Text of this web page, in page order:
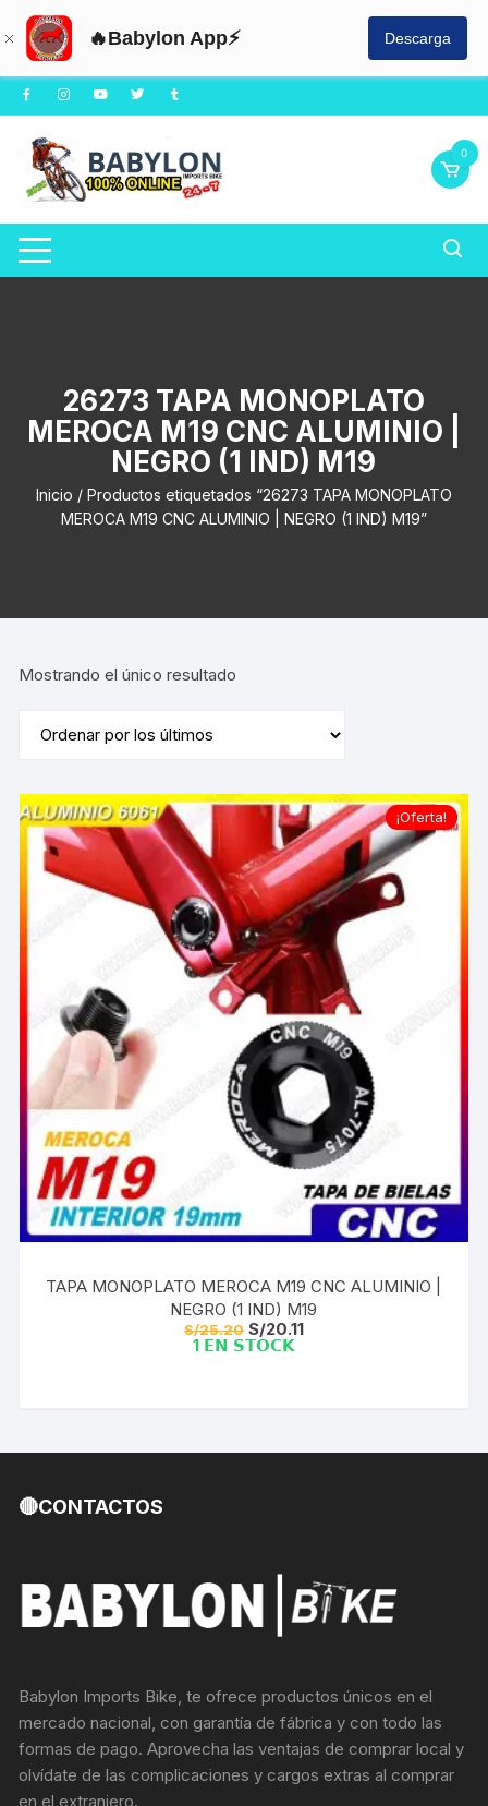
🔥Babylon App⚡ Descarga
Saltar
al
contenido
0
26273 TAPA MONOPLATO
MEROCA M19 CNC ALUMINIO |
NEGRO (1 IND) M19
Inicio / Productos etiquetados “26273 TAPA MONOPLATO
MEROCA M19 CNC ALUMINIO | NEGRO (1 IND) M19”
Mostrando el único resultado
¡Oferta!
TAPA MONOPLATO MEROCA M19 CNC ALUMINIO |
NEGRO (1 IND) M19
S/25.20 El
precio
S/20.11El
1 𝗘𝗡 𝗦𝗧𝗢𝗖𝗞
🔴CONTACTOS
Babylon Imports Bike, te ofrece productos únicos en el
mercado nacional, con garantía de fábrica y con todo las
formas de pago. Aprovecha las ventajas de comprar local y
olvídate de las complicaciones y cargos extras al comprar
en el extranjero.